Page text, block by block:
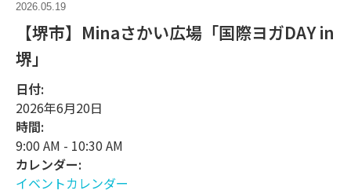
2026.05.19
【堺市】Minaさかい広場「国際ヨガDAY in
堺」
日付:
2026年6月20日
時間:
9:00 AM - 10:30 AM
カレンダー:
イベントカレンダー